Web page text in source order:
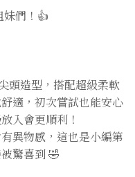
妹們！👍
頭造型，搭配超級柔軟
適，初次嘗試也能安心
入會更順利！
異物感，這也是小編第
驚喜到 🤣